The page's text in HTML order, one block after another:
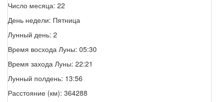
Число месяца: 22
День недели: Пятница
Лунный день: 2
Время восхода Луны: 05:30
Время захода Луны: 22:21
Лунный полдень: 13:56
Расстояние (км): 364288